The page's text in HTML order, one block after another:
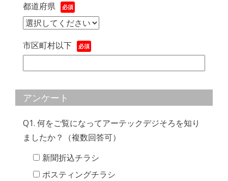
都道府県
市区町村以下
アンケート
Q1. 何をご覧になってアーテックデジそろを知り
ましたか？（複数回答可）
新聞折込チラシ
ポスティングチラシ